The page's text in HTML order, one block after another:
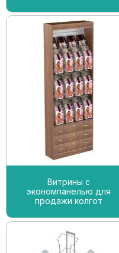
Витрины с
экономпанелью для
продажи колгот